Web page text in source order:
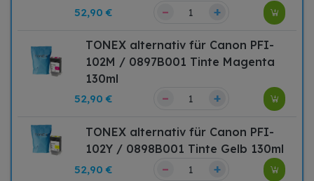
52,90 € – +
TONEX alternativ für Canon PFI-
102M / 0897B001 Tinte Magenta
130ml
52,90 € – +
TONEX alternativ für Canon PFI-
102Y / 0898B001 Tinte Gelb 130ml
52,90 € – +